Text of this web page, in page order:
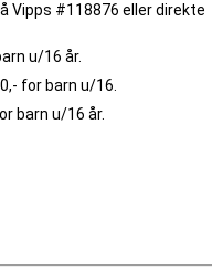
Vipps #118876 eller direkte
u/16 år.
for barn u/16.
barn u/16 år.